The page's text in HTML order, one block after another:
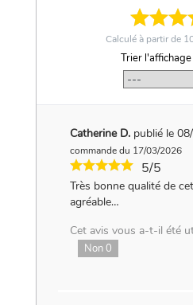
Calculé à partir de
Trier l'affichage
Catherine D. publié le
commande du 17/03/2026
5/5
Très bonne qualité de
agréable…
Cet avis vous a-t-il été
Non0